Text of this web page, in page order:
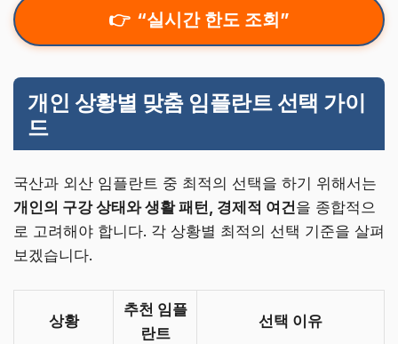
“실시간 한도 조회”
개인 상황별 맞춤 임플란트 선택 가이
드
국산과 외산 임플란트 중 최적의 선택을 하기 위해서는
개인의 구강 상태와 생활 패턴, 경제적 여건을 종합적으
로 고려해야 합니다. 각 상황별 최적의 선택 기준을 살펴
보겠습니다.
상황
추천 임플
란트
선택 이유